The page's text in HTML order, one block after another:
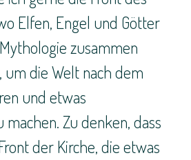
Elfen, Engel und Götter
zusammen
die Welt nach dem
und etwas
Zu denken, dass
der Kirche, die etwas